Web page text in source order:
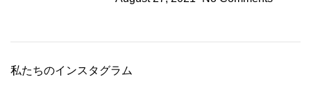
私たちのインスタグラム